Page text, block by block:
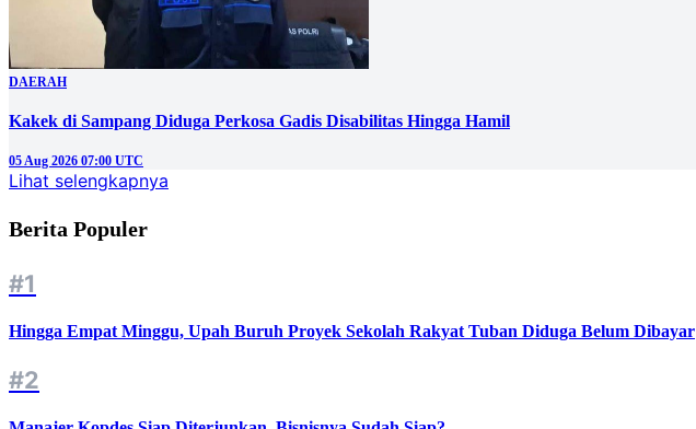
DAERAH
Kakek di Sampang Diduga Perkosa Gadis Disabilitas Hingga Hamil
05 Aug 2026 07:00 UTC
Lihat selengkapnya
Berita Populer
#1
Hingga Empat Minggu, Upah Buruh Proyek Sekolah Rakyat Tuban Diduga Belum Dibayar
#2